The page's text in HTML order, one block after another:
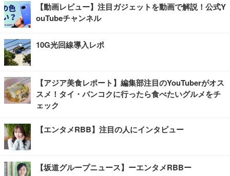
【動画レビュー】注目ガジェットを動画で解説！公式Y
ouTubeチャンネル
10G光回線導入レポ
【アジア美食レポート】編集部注目のYouTuberがオス
スメ！タイ・バンコクに行ったら食べたいグルメをチ
ェック
【エンタメRBB】注目の人にインタビュー
【坂道グループニュース】ーエンタメRBBー